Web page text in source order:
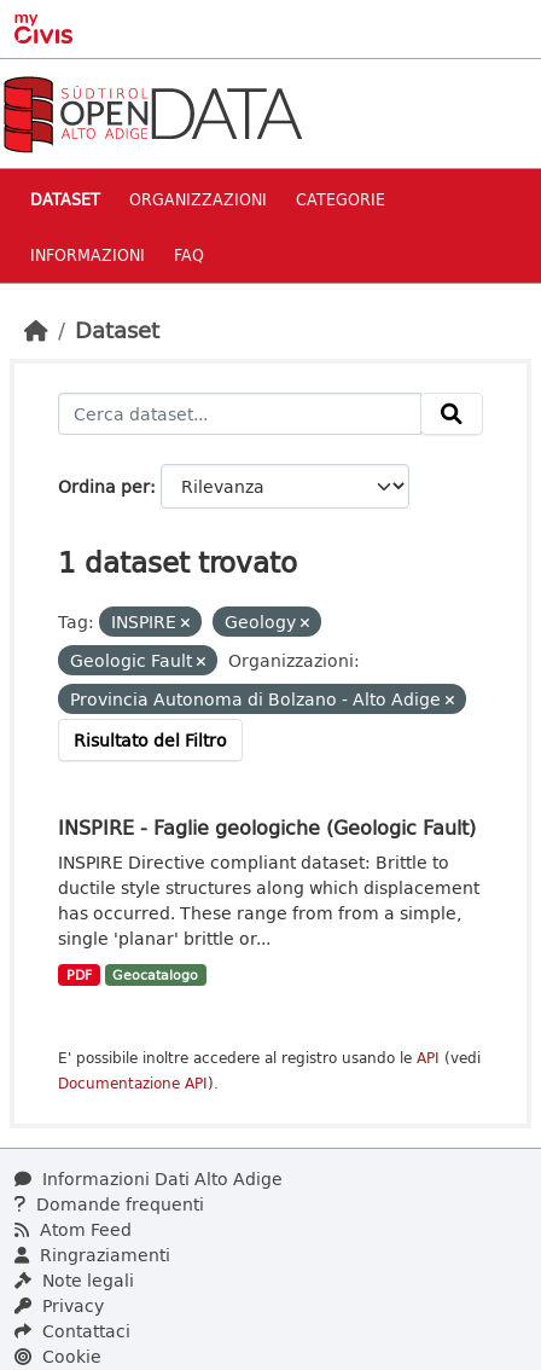
Skip to main content
DATASET ORGANIZZAZIONI CATEGORIE
INFORMAZIONI FAQ
Dataset
Ordina per
1 dataset trovato
Tag: INSPIRE
Geology
Geologic Fault
Organizzazioni:
Provincia Autonoma di Bolzano - Alto Adige
Risultato del Filtro
INSPIRE - Faglie geologiche (Geologic Fault)
INSPIRE Directive compliant dataset: Brittle to
ductile style structures along which displacement
has occurred. These range from from a simple,
single 'planar' brittle or...
PDF Geocatalogo
E' possibile inoltre accedere al registro usando le API (vedi
Documentazione API).
Informazioni Dati Alto Adige
Domande frequenti
Atom Feed
Ringraziamenti
Note legali
Privacy
Contattaci
Cookie